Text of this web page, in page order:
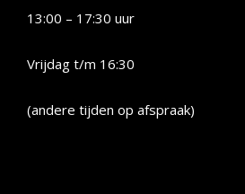
13:00 – 17:30 uur
Vrijdag t/m 16:30
(andere tijden op afspraak)